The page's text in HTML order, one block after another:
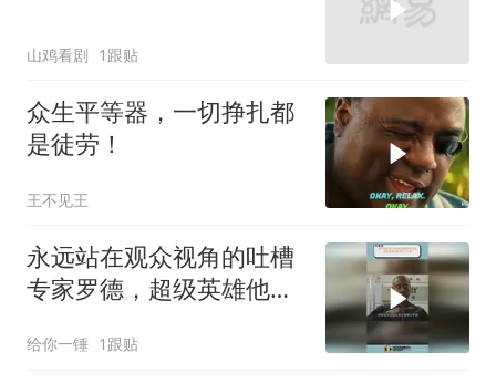
山鸡看剧 1跟贴
众生平等器，一切挣扎都
是徒劳！
王不见王
永远站在观众视角的吐槽
专家罗德，超级英雄他都
给你一锤 1跟贴